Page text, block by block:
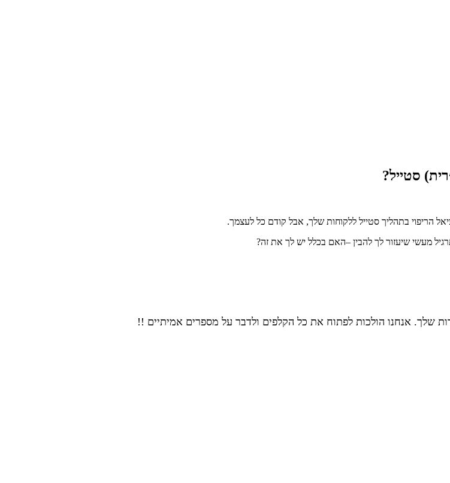
סטייל?
הריפוי בתהליך סטייל ללקוחות שלך, אבל קודם כל לעצמך.
מעשי שיעזור לך להבין –האם בכלל יש לך את זה?
שלך. אנחנו הולכות לפתוח את כל הקלפים ולדבר על מספרים אמיתיים !!